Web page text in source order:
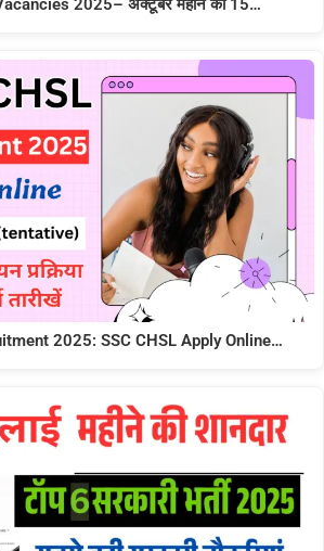
2025– अक्टूबर महीने की 15…
2025: SSC CHSL Apply Online…